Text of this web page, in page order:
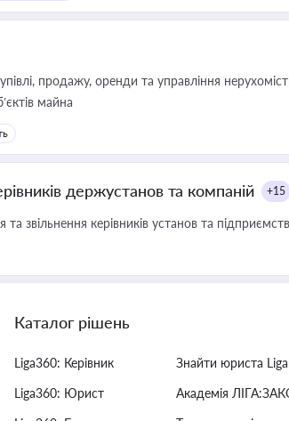
продажу, оренди та управління
майна
держустанов та компаній +15
звільнення керівників установ та підприємств
Каталог рішень
Liga360: Керівник
Liga360: Юрист
Знайти юриста
Академія